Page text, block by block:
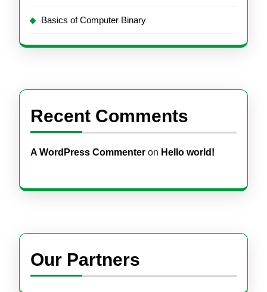
Basics of Computer Binary
Recent Comments
A WordPress Commenter on Hello world!
Our Partners